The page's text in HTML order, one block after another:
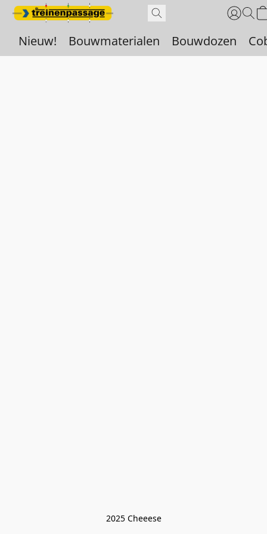
Nieuw! Bouwmaterialen Bouwdozen
2025 Cheeese